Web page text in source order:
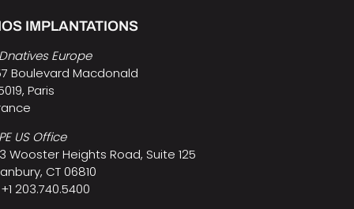
IMPLANTATIONS
Europe
Boulevard Macdonald
Paris
US Office
Wooster Heights Road, Suite 125
CT 06810
203.740.5400